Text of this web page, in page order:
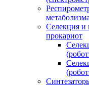
Селекция и
прокариот